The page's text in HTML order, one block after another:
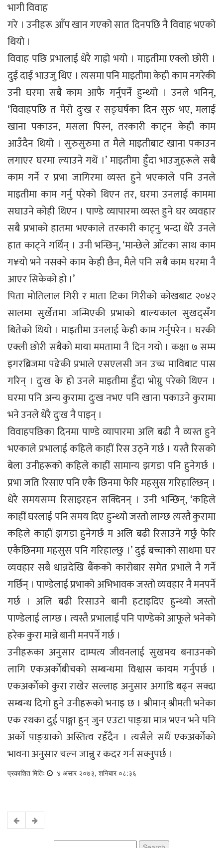
भागी विवाह
गरे । उनीहरू आँप खान गएको सात दिनपछि नै विवाह भएको
थियो ।
विवाह पछि प्रभालाई धेरै गाह्रो भयो । माइतीमा एक्लो छोरी ।
दुई दाई भाउजु थिए । त्यसमा पनि माइतीमा केही काम नगरेकी
उनी घरमा सबै काम आफै गर्नुपर्ने हुन्थ्यो । उनले भनिन्,
‘विवाहपछि त मेरो दुःख र सङ्घर्षका दिन सुरु भए, मलाई
खाना पकाउन, मसला पिस्न, तरकारी काट्न केही काम
आउँदैन थियो । सुरुसुरुमा त मैले माइतीबाट खाना पकाउन
लगाएर घरमा ल्याउने गथें ।’ माइतीमा हुँदा भाउजुहरूले सबै
काम गर्ने र प्रभा जागिरमा व्यस्त हुने भएकाले पनि उनले
माइतीमा काम गर्नु परेको थिएन तर, घरमा उनलाई काममा
सघाउने कोही थिएन । पाण्डे व्यापारमा व्यस्त हुने घर व्यवहार
सबै प्रभाको हातमा भएकाले तरकारी काट्नु भन्दा धेरै उनले
हात काट्ने गर्थिन् । उनी भन्छिन्, ‘मान्छेले आँटका साथ काम
ग¥यो भने नसक्ने काम केही छैन, मैले पनि सबै काम घरमा नै
आएर सिकेको हो ।’
पिता मोतिलाल गिरी र माता टिका गिरीको कोखबाट २०४२
सालमा सुर्खेतमा जन्मिएकी प्रभाको बाल्यकाल सुखद्सँग
बितेको थियो । माइतीमा उनलाई केही काम गर्नुपरेन । घरकी
एक्ली छोरी सबैको माया ममतामा नै दिन गयो । कक्षा ७ सम्म
इगरब्रिजमा पढेकी प्रभाले एसएलसी जन उच्च माविबाट पास
गरिन् । दुःख के हो उनले माइतीमा हुँदा भोग्नु परेको थिएन ।
घरमा पनि अन्य कुरामा दुःख नभए पनि खाना पकाउने कुरामा
भने उनले धेरै दुःख नै पाइन् ।
विवाहपछिका दिनमा पाण्डे व्यापारमा अलि बढी नै व्यस्त हुने
भएकाले प्रभालाई कहिले काहीं रिस उठ्ने गर्छ । यस्तै रिसको
बेला उनीहरूको कहिले काहीं सामान्य झगडा पनि हुनेगर्छ ।
प्रभा जति रिसाए पनि एकै छिनमा फेरि महसुस गरिहाल्छिन् ।
धेरै समयसम्म रिसाइरहन सक्दिनन् । उनी भन्छिन्, ‘कहिले
काहीं घरलाई पनि समय दिए हुन्थ्योे जस्तो लाग्छ त्यस्तै कुरामा
कहिले काहीं झगडा हुनेगर्छ म अलि बढी रिसाउने गर्छु फेरि
एकैछिनमा महसुस पनि गरिहाल्छु ।’ दुई बच्चाको साथमा घर
व्यवहार सबै धान्नदेखि बैंकको कारोबार समेत प्रभाले नै गर्ने
गर्छिन् । पाण्डेलाई प्रभाको अभिभावक जस्तो व्यवहार नै मनपर्ने
गर्छ । अलि बढी रिसाउने बानी हटाइदिए हुन्थ्यो जस्तो
पाण्डेलाई लाग्छ । त्यस्तै प्रभालाई पनि पाण्डेको आफूले भनेको
हरेक कुरा मान्ने बानी मनपर्ने गर्छ ।
उनीहरूका अनुसार दाम्पत्य जीवनलाई सुखमय बनाउनको
लागि एकअर्काेबीचको सम्बन्धमा विश्वास कायम गर्नुपर्छ ।
एकअर्काेको कुरा राखेर सल्लाह अनुसार अगाडि बढ्न सक्दा
सम्बन्ध दिगो हुने उनीहरूको भनाइ छ । श्रीमान् श्रीमती भनेका
एक रथका दुई पाङ्गा हुन् जुन एउटा पाङ्ग्रा मात्र भएन भने पनि
अर्काे पाङ्ग्राको अस्तित्व रहँदैन । त्यसैले सधैं एकअर्काेको
भावना अनुसार चल्न जान्नु र कदर गर्न सक्नुपर्छ ।
प्रकाशित मितिः ४ असार २०७३, शनिबार ०८:३६